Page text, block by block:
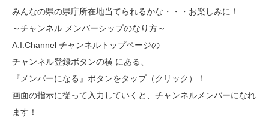
みんなの県の県庁所在地当てられるかな・・・お楽しみに！
～チャンネル メンバーシップのなり方～
A.I.Channel チャンネルトップページの
チャンネル登録ボタンの横 にある、
『メンバーになる』ボタンをタップ（クリック）！
画面の指示に従って入力していくと、チャンネルメンバーになれ
ます！